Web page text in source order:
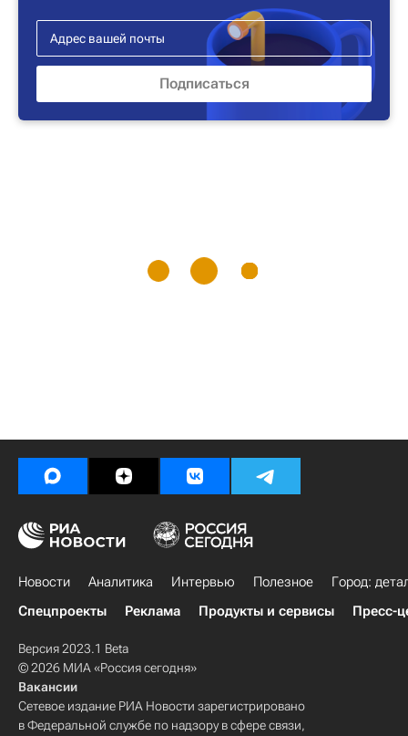
Новости Аналитика Интервью Полезное
Город:
Спецпроекты
Реклама Продукты и сервисы Пресс-
Версия 2023.1 Beta
© 2026 МИА «Россия сегодня»
Вакансии
Сетевое издание РИА Новости зарегистрировано
в Федеральной службе по надзору в сфере связи,